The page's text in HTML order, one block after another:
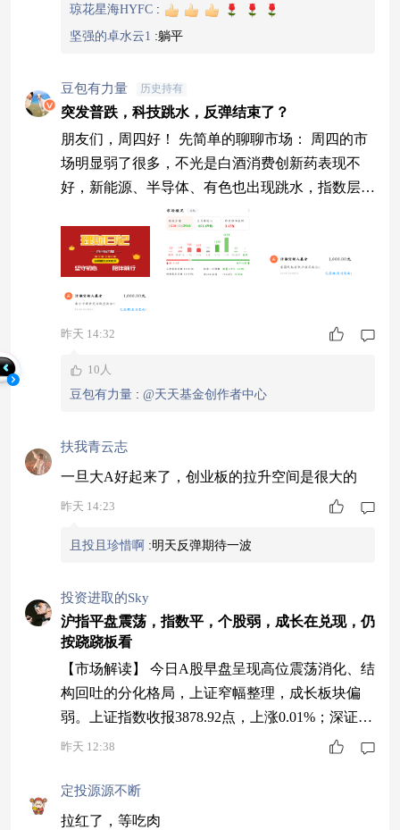
琼花星海HYFC :
坚强的卓水云1 :躺平
豆包有力量 历史持有
突发普跌，科技跳水，反弹结束了？
朋友们，周四好！ 先简单的聊聊市场： 周四的市
场明显弱了很多，不光是白酒消费创新药表现不
好，新能源、半导体、有色也出现跳水，指数层面
来看，上证指数上冲后明显回落，创业板指和深市
午后也翻绿了，技术面来看，日线层面虽有向好，
但已经来到周线中轨附近，短期承压，需要看洗筹
金明显出逃，主力午后持续流出超450亿元，导致
个股层跌多涨少，一度超4000只个股下跌，不过
昨天 14:32
10人
豆包有力量 : @天天基金创作者中心
扶我青云志
一旦大A好起来了，创业板的拉升空间是很大的
昨天 14:23
且投且珍惜啊 :明天反弹期待一波
投资进取的Sky
沪指平盘震荡，指数平，个股弱，成长在兑现，仍
按跷跷板看
【市场解读】 今日A股早盘呈现高位震荡消化、结
构回吐的分化格局，上证窄幅整理，成长板块偏
弱。上证指数收报3878.92点，上涨0.01%；深证成
指收报14070.78点，下跌0.52%；创业板指收报351
0.16%；北证50收报1115.17点，下跌0.38%。早盘
成交额达到17645.1亿元（含北证50），较昨日同
昨天 12:38
定投源源不断
拉红了，等吃肉